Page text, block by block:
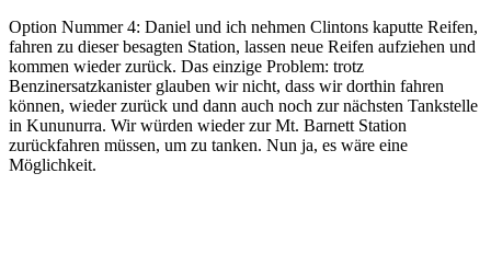
Option Nummer 4: Daniel und ich nehmen Clintons kaputte Reifen,
fahren zu dieser besagten Station, lassen neue Reifen aufziehen und
kommen wieder zurück. Das einzige Problem: trotz
Benzinersatzkanister glauben wir nicht, dass wir dorthin fahren
können, wieder zurück und dann auch noch zur nächsten Tankstelle
in Kununurra. Wir würden wieder zur Mt. Barnett Station
zurückfahren müssen, um zu tanken. Nun ja, es wäre eine
Möglichkeit.